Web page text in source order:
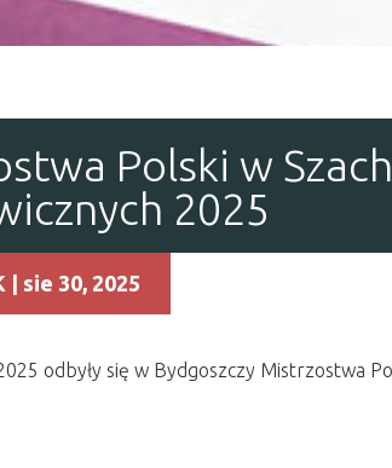
Polski w
2025
| sie 30, 2025
odbyły się w Bydgoszczy Mistrzostwa